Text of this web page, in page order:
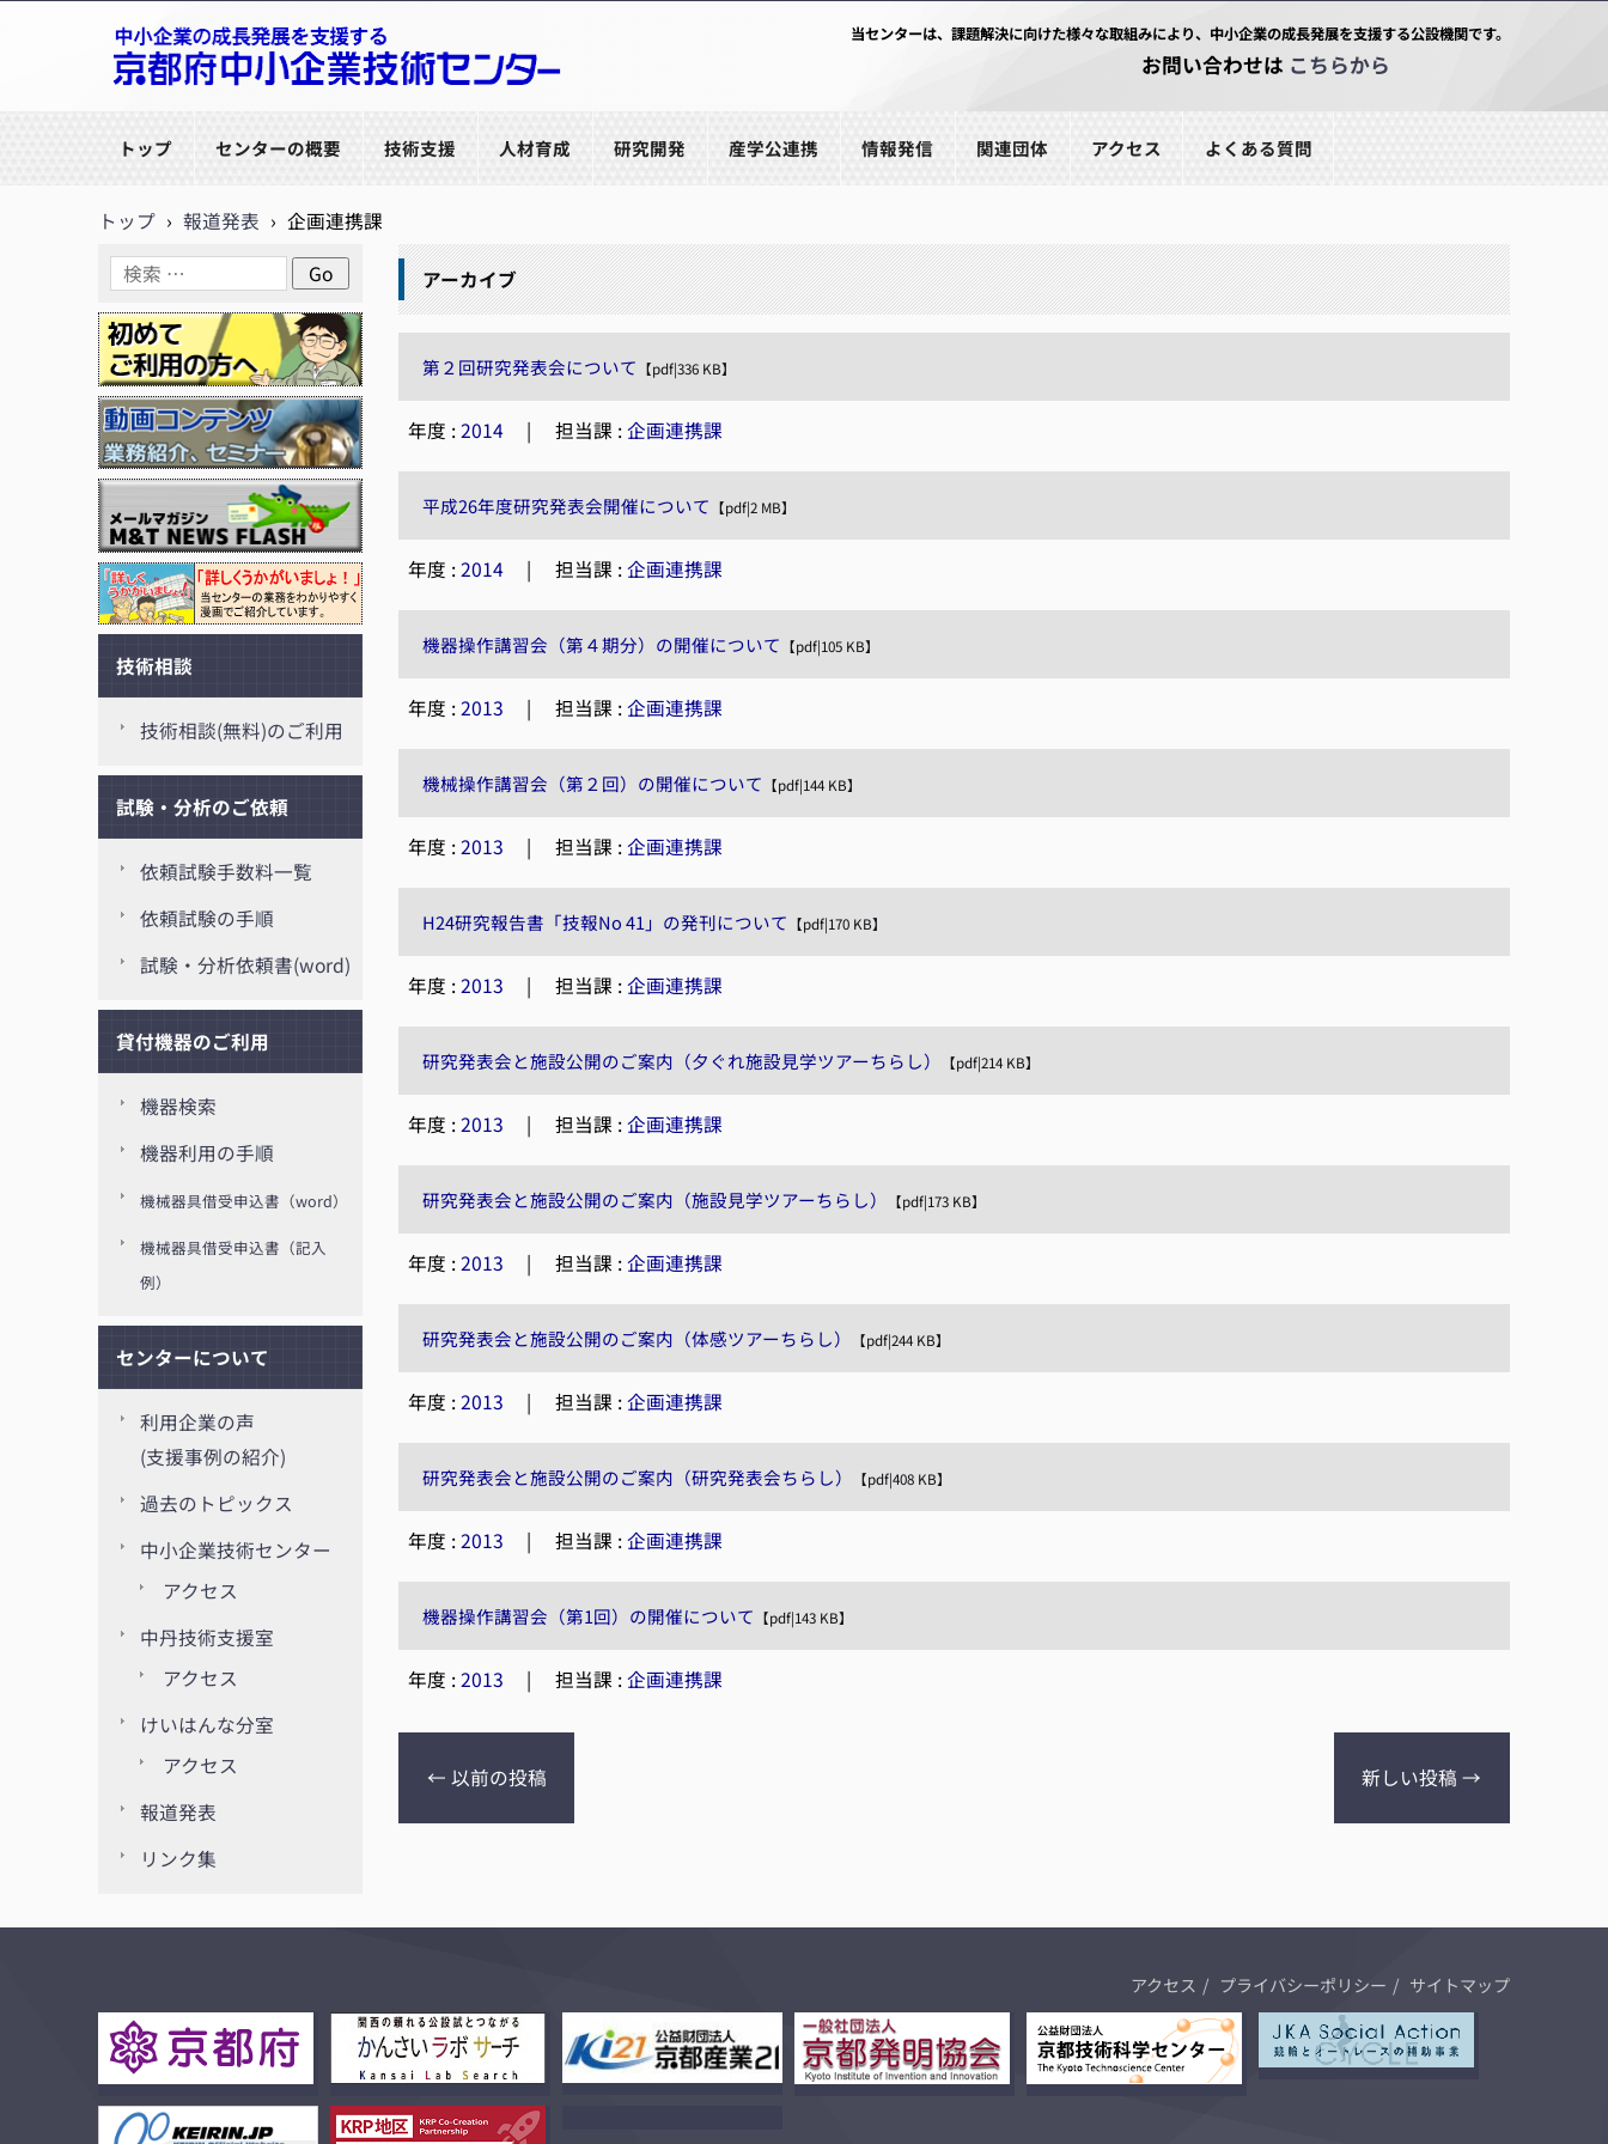
当センターは、課題解決に向けた様々な取組みにより、中小企業の成長発展を支援する公設機関です。
お問い合わせは こちらから
トップ センターの概要 技術支援 人材育成 研究開発 産学公連携 情報発信 関連団体 アクセス よくある質問
トップ › 報道発表 › 企画連携課
アーカイブ
第２回研究発表会について 【pdf|336 KB】
年度 :2014 | 担当課 :企画連携課
平成26年度研究発表会開催について 【pdf|2 MB】
年度 :2014 | 担当課 :企画連携課
機器操作講習会（第４期分）の開催について 【pdf|105 KB】
年度 :2013 | 担当課 :企画連携課
機械操作講習会（第２回）の開催について 【pdf|144 KB】
年度 :2013 | 担当課 :企画連携課
H24研究報告書「技報No 41」の発刊について 【pdf|170 KB】
年度 :2013 | 担当課 :企画連携課
研究発表会と施設公開のご案内（夕ぐれ施設見学ツアーちらし） 【pdf|214 KB】
年度 :2013 | 担当課 :企画連携課
研究発表会と施設公開のご案内（施設見学ツアーちらし） 【pdf|173 KB】
年度 :2013 | 担当課 :企画連携課
研究発表会と施設公開のご案内（体感ツアーちらし） 【pdf|244 KB】
年度 :2013 | 担当課 :企画連携課
研究発表会と施設公開のご案内（研究発表会ちらし） 【pdf|408 KB】
年度 :2013 | 担当課 :企画連携課
機器操作講習会（第1回）の開催について 【pdf|143 KB】
年度 :2013 | 担当課 :企画連携課
← 以前の投稿 新しい投稿→
技術相談
技術相談(無料)のご利用
試験・分析のご依頼
依頼試験手数料一覧
依頼試験の手順
試験・分析依頼書(word)
貸付機器のご利用
機器検索
機器利用の手順
機械器具借受申込書（word）
機械器具借受申込書（記入
例）
センターについて
利用企業の声
(支援事例の紹介)
過去のトピックス
中小企業技術センター
アクセス
中丹技術支援室
アクセス
けいはんな分室
アクセス
報道発表
リンク集
アクセス プライバシーポリシー サイトマップ